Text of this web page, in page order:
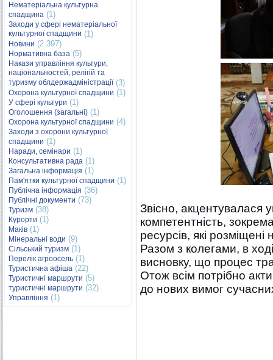
Нематеріальна культурна
спадщина (1)
Заходи у сфері нематеріальної
культурної спадщини (1)
Новини (2 397)
Нормативна база (5)
Накази управління культури,
національностей, релігій та
туризму облдержадміністрації(3)
Охорона культурної спадщини (1)
У сфері культури (1)
Оголошення (загальні) (1)
Охорона культурної спадщини (4)
Заходи з охорони культурної
спадщини (1)
Наради, семінари (1)
Консультативна рада (1)
Загальна інформація (1)
Пам'ятки культурної спадщини (1)
Публічна інформація (36)
Публічні документи (73)
Туризм (38)
Курорти (1)
Маків (1)
Мінеральні води (9)
Сільський туризм (1)
Перелік агроосель (1)
Туристична афіша (22)
Туристичні маршрути (5)
туристичні маршрути (32)
Управління (1)
Звісно, акцентувалася
компетентність,
ресурсів, які
Разом з колегами, в
висновку, що процес
Отож всім потрібно
до нових вимог